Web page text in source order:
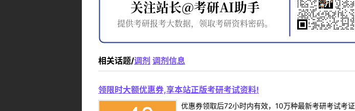
相关话题/调剂 调剂信息
领限时大额优惠券,享本站正版考研考试资料!
优惠券领取后72小时内有效，10万种最新考研考试考